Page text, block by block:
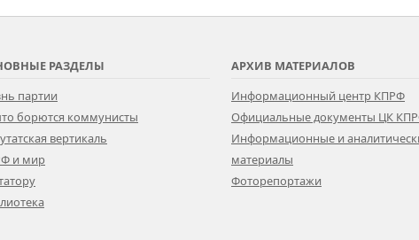
РАЗДЕЛЫ
партии
борются коммунисты
вертикаль
и мир
АРХИВ МАТЕРИАЛОВ
Информационный центр КПРФ
Официальные документы ЦК
Информационные и
материалы
Фоторепортажи